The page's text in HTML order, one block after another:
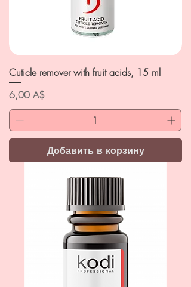
Cuticle remover with fruit acids, 15 ml
Цена
6,00 A$
Добавить в корзину